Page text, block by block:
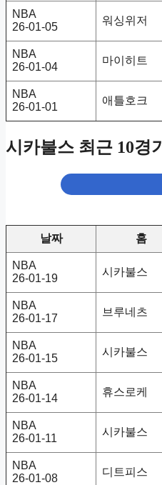
NBA
26-01-05
워싱위저
NBA
26-01-04
마이히트
NBA
26-01-01
애틀호크
시카불스 최근 10경기
날짜 홈
NBA
26-01-19
시카불스
NBA
26-01-17
브루네츠
NBA
26-01-15
시카불스
NBA
26-01-14
휴스로케
NBA
26-01-11
시카불스
NBA
26-01-08
디트피스